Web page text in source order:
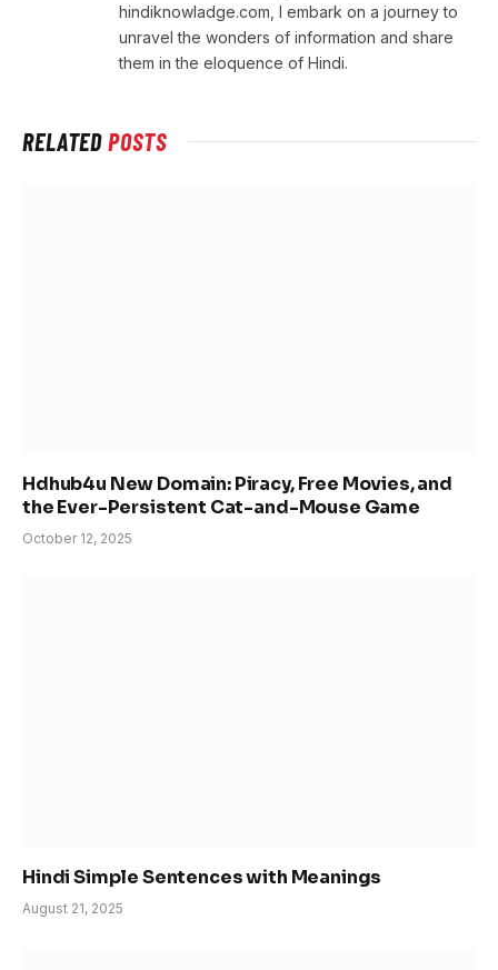
hindiknowladge.com, I embark on a journey to
unravel the wonders of information and share
them in the eloquence of Hindi.
RELATEDPOSTS
Hdhub4u New Domain: Piracy, Free Movies, and
the Ever-Persistent Cat-and-Mouse Game
October 12, 2025
Hindi Simple Sentences with Meanings
August 21, 2025